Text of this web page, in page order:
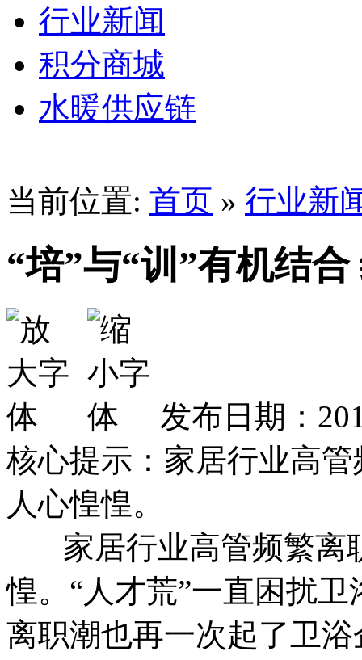
行业新闻
积分商城
水暖供应链
当前位置: 首页 » 行业新
“培”与“训”有机结
发布日期：
核心提示：家居行业高
人心惶惶。
家居行业高管频繁离
惶。“人才荒”一直困扰
离职潮也再一次起了卫